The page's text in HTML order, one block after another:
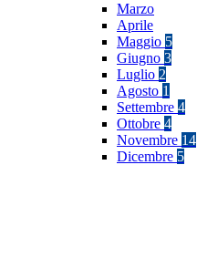
Marzo
Aprile
Maggio 5
Giugno 3
Luglio 2
Agosto 1
Settembre 4
Ottobre 4
Novembre 14
Dicembre 5